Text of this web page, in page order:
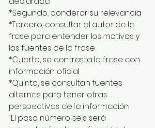
*Segundo, ponderar su relevancia
*Tercero, consultar al autor de la
frase para entender los motivos y
las fuentes de la frase
*Cuarto, se contrasta la frase con
información oficial
*Quinto, se consultan fuentes
alternas para tener otras
perspectivas de la información.
“El paso número seis será